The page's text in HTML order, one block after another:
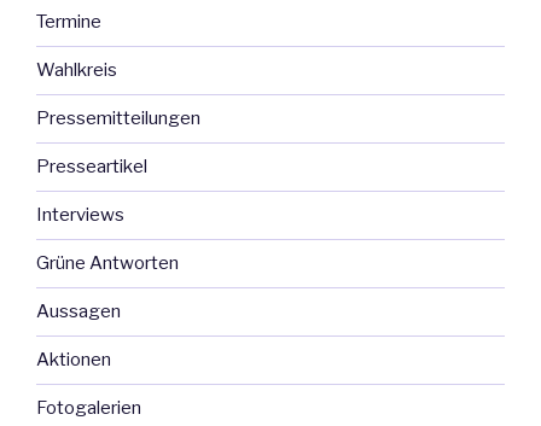
Termine
Wahlkreis
Pressemitteilungen
Presseartikel
Interviews
Grüne Antworten
Aussagen
Aktionen
Fotogalerien